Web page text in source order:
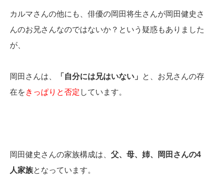
カルマさんの他にも、俳優の岡田将生さんが岡田健史さ
んのお兄さんなのではないか？という疑惑もありました
が、
岡田さんは、 「自分には兄はいない」
と、お兄さんの存
在をきっぱりと否定 しています。
岡田健史さんの家族構成は、 父、母、姉、岡田さんの4
人家族となっています。